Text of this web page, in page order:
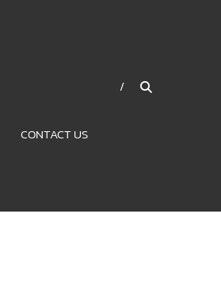
CONTACT US